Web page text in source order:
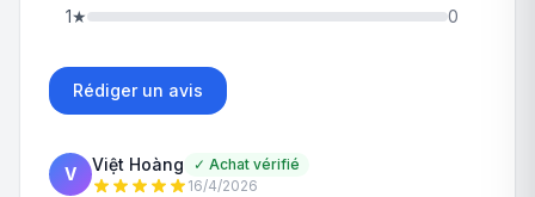
1★ 0
Rédiger un avis
V Việt Hoàng ✓ Achat vérifié
16/4/2026